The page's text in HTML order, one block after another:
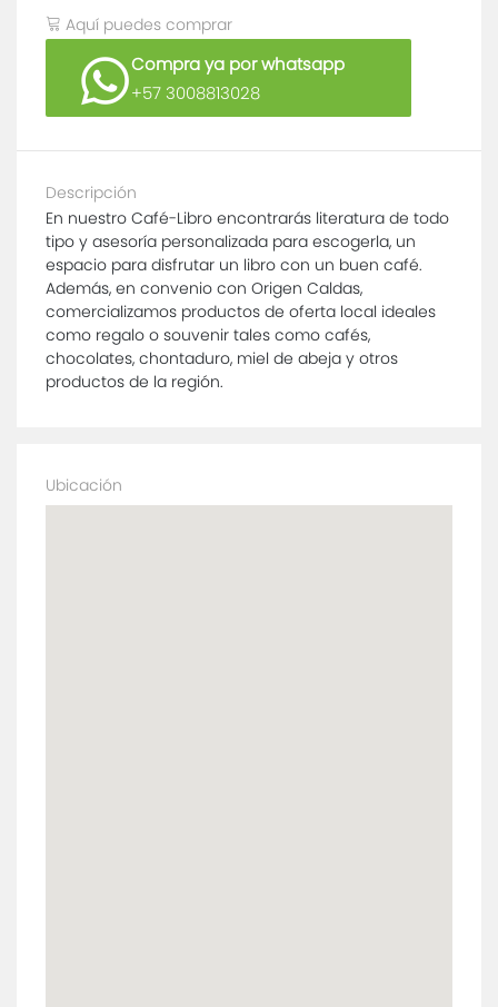
Aquí puedes comprar
Compra ya por whatsapp
+57 3008813028
Descripción
En nuestro Café-Libro encontrarás literatura de todo
tipo y asesoría personalizada para escogerla, un
espacio para disfrutar un libro con un buen café.
Además, en convenio con Origen Caldas,
comercializamos productos de oferta local ideales
como regalo o souvenir tales como cafés,
chocolates, chontaduro, miel de abeja y otros
productos de la región.
Ubicación